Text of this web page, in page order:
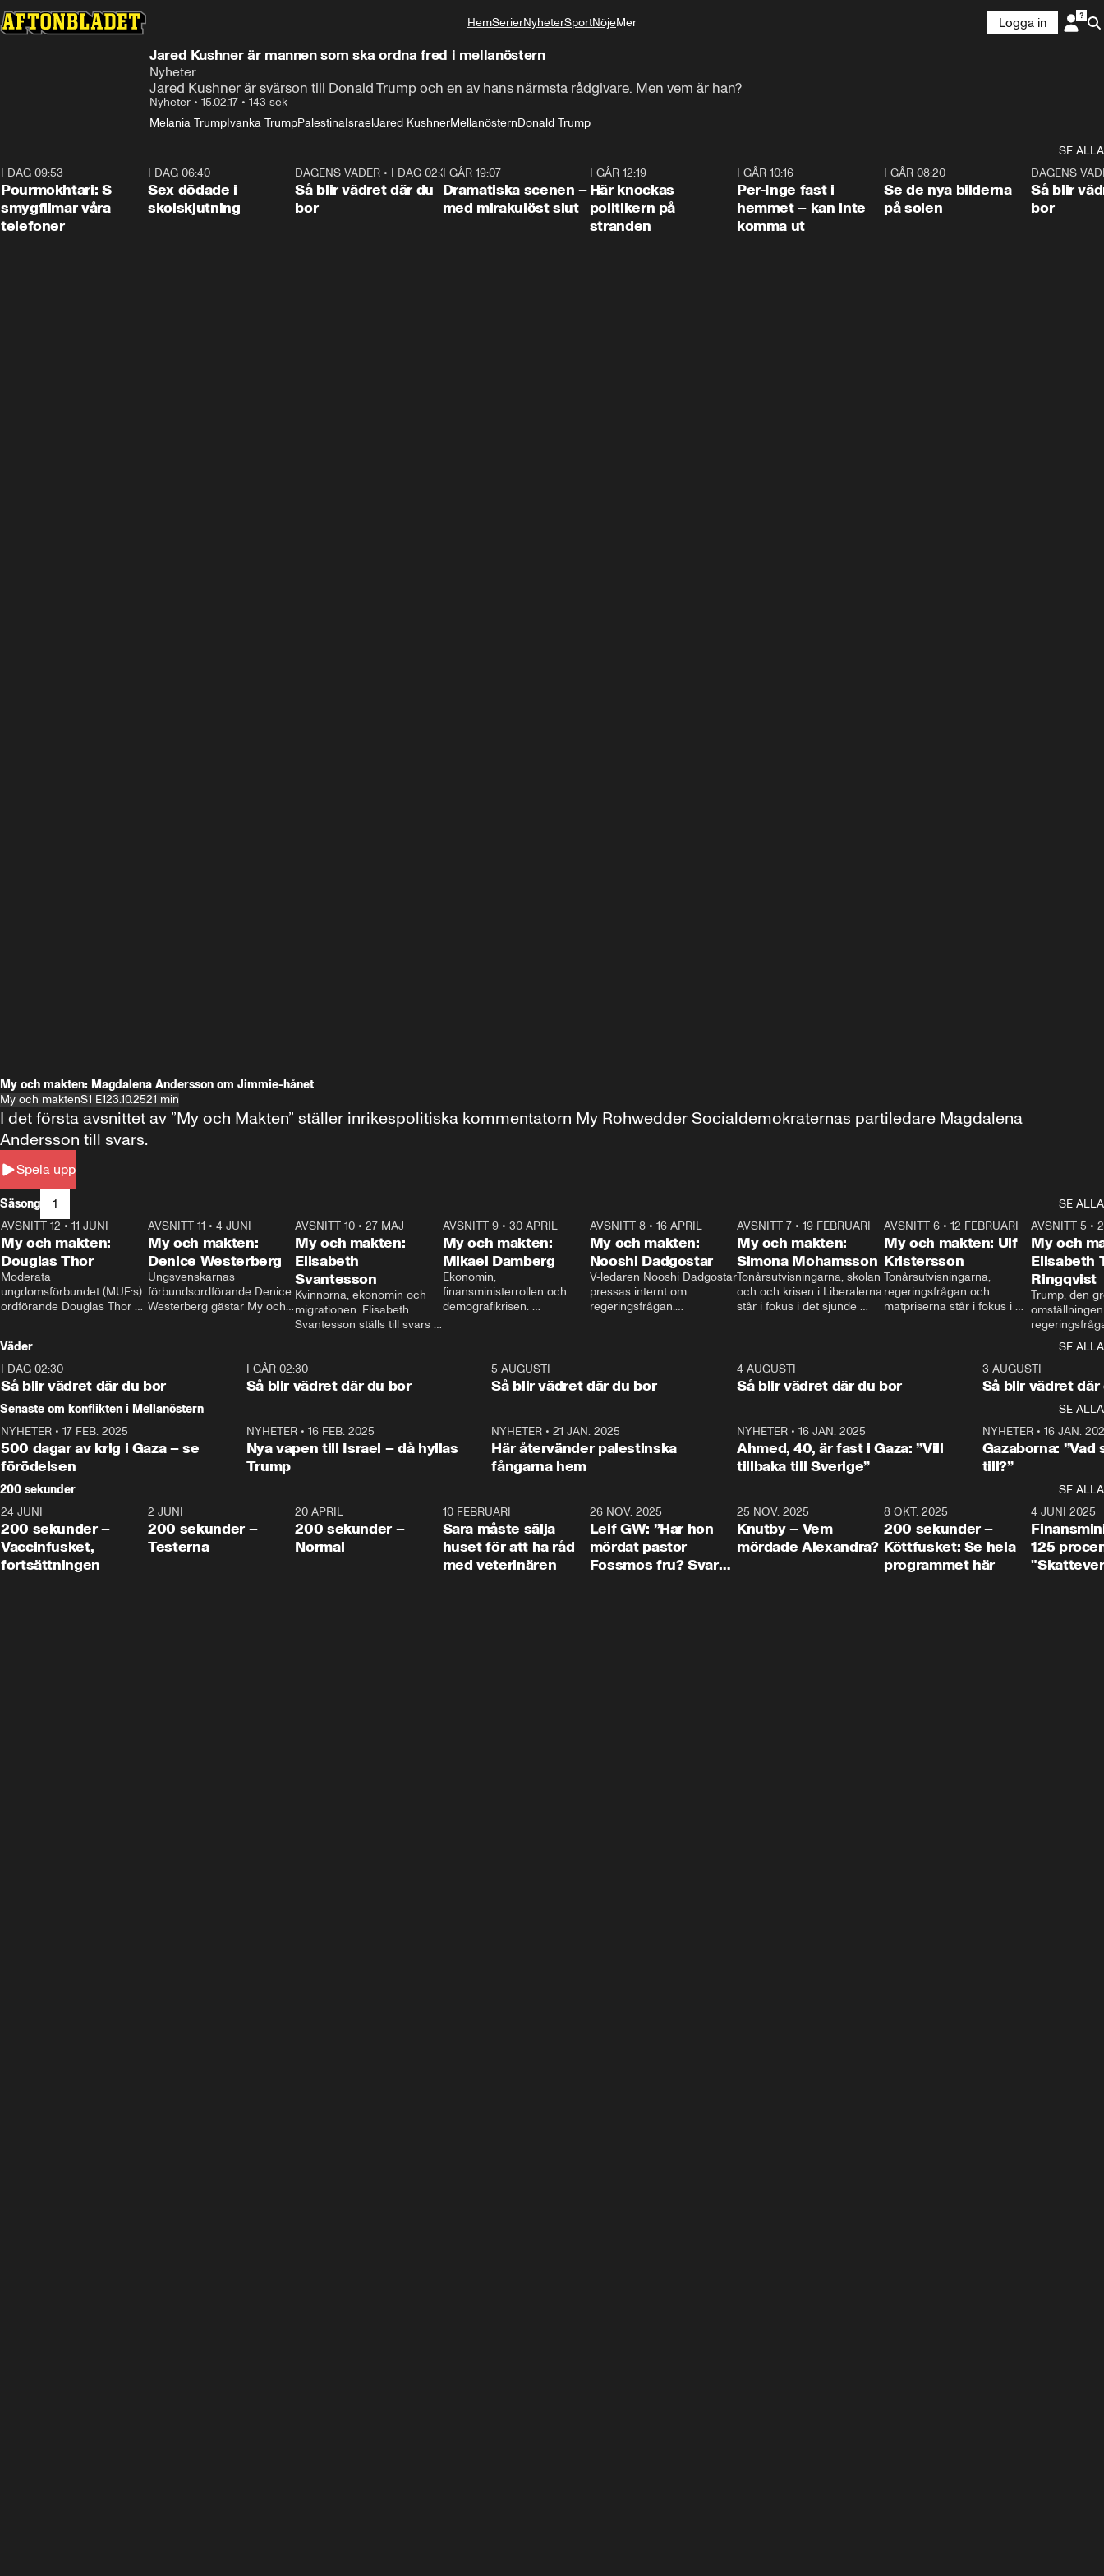
HemSerierNyheterSportNöjeMer
Logga in
Jared Kushner är mannen som ska ordna fred i mellanöstern
Nyheter
Jared Kushner är svärson till Donald Trump och en av hans närmsta rådgivare. Men vem är han?
Nyheter • 15.02.17 • 143 sek
Melania TrumpIvanka TrumpPalestinaIsraelJared KushnerMellanösternDonald Trump
SE ALLA
I DAG 09:53
Pourmokhtari: S
smygfilmar våra
telefoner
I DAG 06:40
Sex dödade i
skolskjutning
1:06
DAGENS VÄDER • I DAG 02:30
Så blir vädret där du
bor
I GÅR 19:07
Dramatiska scenen –
med mirakulöst slut
I GÅR 12:19
Här knockas
politikern på
stranden
I GÅR 10:16
Per-Inge fast i
hemmet – kan inte
komma ut
I GÅR 08:20
Se de nya bilderna
på solen
DAGENS
Så blir
bor
My och makten: Magdalena Andersson om Jimmie-hånet
My och maktenS1 E123.10.2521 min
Spela upp
I det första avsnittet av ”My och Makten” ställer inrikespolitiska kommentatorn My Rohwedder Socialdemokraternas partiledare Magdalena
Andersson till svars.
Säsong 1
SE ALLA
26:27
AVSNITT 12 • 11 JUNI
My och makten:
Douglas Thor
Moderata
ungdomsförbundet (MUF:s)
ordförande Douglas Thor
tonårsutvisningarna och hur
Moderaterna ska locka
väljare till valet i höst.
23:40
AVSNITT 11 •4 JUNI
My och makten:
Denice Westerberg
Ungsvenskarnas
förbundsordförande Denice
Westerberg gästar My och
AVSNITT 10 •27 MAJ
My och makten:
Elisabeth
Svantesson
Kvinnorna, ekonomin och
migrationen. Elisabeth
Svantesson ställs till svars
AVSNITT 9• 30 APRIL
My och makten:
Mikael Damberg
Ekonomin,
finansministerrollen och
demografikrisen.
och Makten.
AVSNITT 8• 16 APRIL
My och makten:
Nooshi Dadgostar
V-ledaren Nooshi Dadgostar
pressas internt om
regeringsfrågan.
– Vi ställer upp i val. Ska vi
vara med så sitter vi förstås
24:30
AVSNITT 7• 19 FEBRUARI
My och makten:
Simona Mohamsson
Tonårsutvisningarna, skolan
och och krisen i Liberalerna
står i fokus i det sjunde
kommentator My
Rohwedder ställer
utbildnings- och
Mohamsson till svars.
27:30
AVSNITT 6 •12 FEBRUARI
My och makten: Ulf
Kristersson
Tonårsutvisningarna,
regeringsfrågan och
matpriserna står i fokus i
Rohwedder ställer
statsminister Ulf Kristersson
AVSNITT 5 •
My och
Elisabeth
Ringqvist
Trump, den
centrum i
avsnittet av
Makten”. Se
Aftonbladets
Rohwedder
Thand Ring
Väder
SE ALLA
I DAG 02:30
Så blir vädret där du bor
1:06
I GÅR 02:30
Så blir vädret där du bor
5 AUGUSTI
Så blir vädret där du bor
4 AUGUSTI
Så blir vädret där du bor
3 AUGUSTI
Så blir vädret där
Senaste om konflikten i Mellanöstern
SE ALLA
NYHETER • 17 FEB. 2025
500 dagar av krig i Gaza – se
förödelsen
NYHETER• 16 FEB. 2025
Nya vapen till Israel – då hyllas
Trump
NYHETER •21 JAN. 2025
Här återvänder palestinska
fångarna hem
NYHETER• 16 JAN. 2025
Ahmed, 40, är fast i Gaza: ”Vill
tillbaka till Sverige”
NYHETER• 16 JAN.
Gazaborna:
till?”
200 sekunder
SE ALLA
5:00
24 JUNI
200 sekunder –
Vaccinfusket,
fortsättningen
4:23
2 JUNI
200 sekunder –
Testerna
20 APRIL
200 sekunder –
Normal
10 FEBRUARI
Sara måste sälja
huset för att ha råd
med veterinären
26 NOV. 2025
Leif GW: ”Har hon
mördat pastor
Fossmos fru? Svar
31:05
25 NOV. 2025
Knutby – Vem
mördade Alexandra?
4:29
8 OKT. 2025
200 sekunder –
Köttfusket: Se hela
programmet här
4 JUNI 2025
125